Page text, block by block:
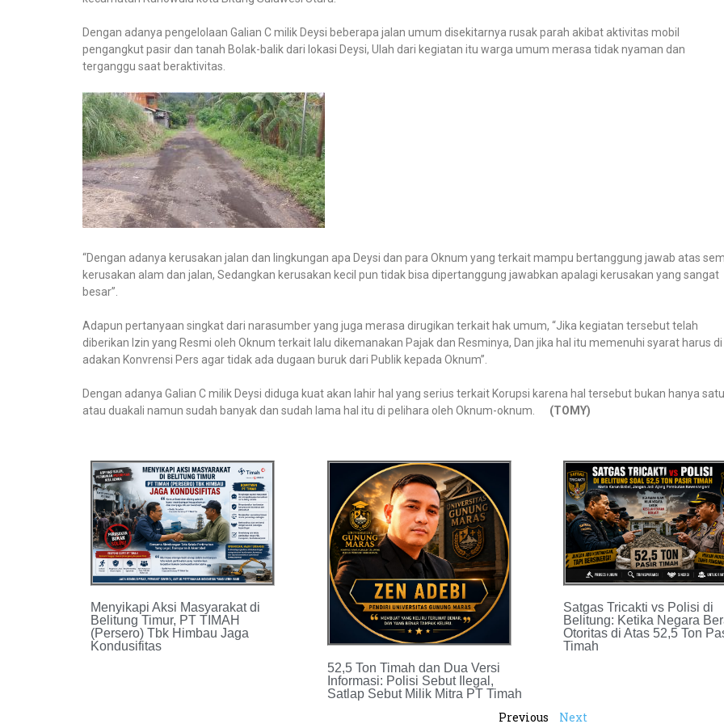
Dengan adanya pengelolaan Galian C milik Deysi beberapa jalan umum disekitarnya rusak parah akibat aktivitas mobil
pengangkut pasir dan tanah Bolak-balik dari lokasi Deysi, Ulah dari kegiatan itu warga umum merasa tidak nyaman dan
terganggu saat beraktivitas.
“Dengan adanya kerusakan jalan dan lingkungan apa Deysi dan para Oknum yang terkait mampu bertanggung jawab atas
kerusakan alam dan jalan, Sedangkan kerusakan kecil pun tidak bisa dipertanggung jawabkan apalagi kerusakan yang sangat
besar”.
Adapun pertanyaan singkat dari narasumber yang juga merasa dirugikan terkait hak umum, “Jika kegiatan tersebut telah
diberikan Izin yang Resmi oleh Oknum terkait lalu dikemanakan Pajak dan Resminya, Dan jika hal itu memenuhi syarat harus di
adakan Konvrensi Pers agar tidak ada dugaan buruk dari Publik kepada Oknum”.
Dengan adanya Galian C milik Deysi diduga kuat akan lahir hal yang serius terkait Korupsi karena hal tersebut bukan hanya satu
atau duakali namun sudah banyak dan sudah lama hal itu di pelihara oleh Oknum-oknum. (TOMY)
Menyikapi Aksi Masyarakat di
Belitung Timur, PT TIMAH
(Persero) Tbk Himbau Jaga
Kondusifitas
52,5 Ton Timah dan Dua Versi
Informasi: Polisi Sebut Ilegal,
Satlap Sebut Milik Mitra PT Timah
Satgas Tricakti vs Polisi di
Belitung: Ketika Negara
Otoritas di Atas 52,5 Ton
Timah
Previous Next